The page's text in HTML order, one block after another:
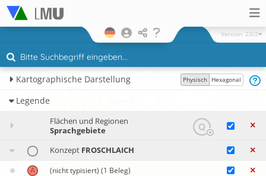
Version 23/2
Kartographische Darstellung Physisch Hexagonal
Legende
Flächen und Regionen
Sprachgebiete
Konzept FROSCHLAICH
(nicht typisiert) (1 Beleg)